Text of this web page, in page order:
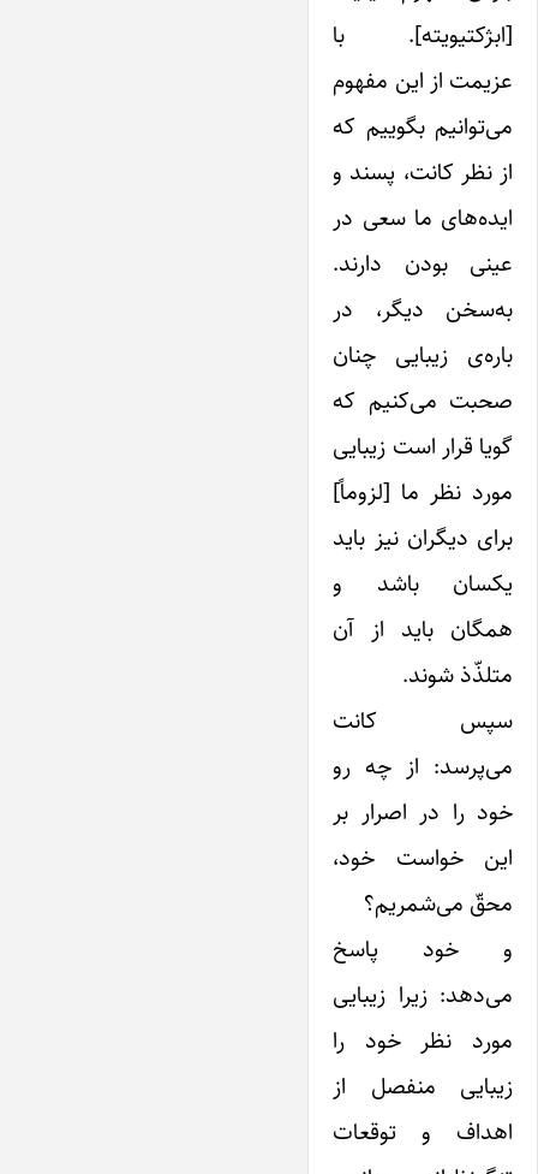
[ابژکتیویته]. با
عزیمت از این مفهوم
می‌توانیم بگوییم که
از نظر کانت، پسند و
ایده‌های ما سعی در
عینی بودن دارند.
به‌سخن دیگر، در
باره‌ی زیبایی چنان
صحبت می‌کنیم که
گویا قرار است زیبایی
مورد نظر ما [لزوماً]
برای دیگران نیز باید
یکسان باشد و
همگان باید از آن
متلذّذ شوند.
سپس کانت
می‌پرسد: از چه رو
خود را در اصرار بر
این خواست خود،
محقّ می‌شمریم؟
و خود پاسخ
می‌دهد: زیرا زیبایی
مورد نظر خود را
زیبایی منفصل از
اهداف و توقعات